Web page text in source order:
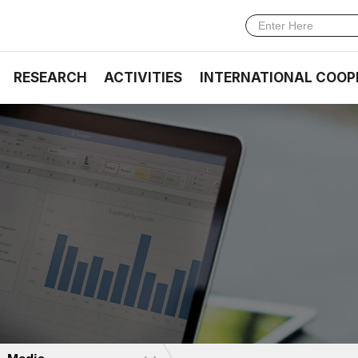
RESEARCH ACTIVITIES INTERNATIONAL